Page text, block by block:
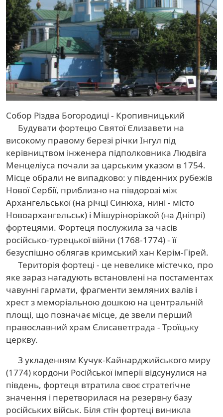
Собор Різдва Богородиці - Кропивницький
Будувати фортецю Святої Єлизавети на
високому правому березі річки Інгул під
керівництвом інженера підполковника Людвіга
Менцеліуса почали за царським указом в 1754.
Місце обрали не випадково: у південних рубежів
Нової Сербії, приблизно на півдорозі між
Архангельської (на річці Синюха, нині - місто
Новоархангельськ) і Мішурінорізкой (на Дніпрі)
фортецями. Фортеця послужила за часів
російсько-турецької війни (1768-1774) - її
безуспішно облягав кримський хан Керім-Гірей.
Територія фортеці - це невелике містечко, про
яке зараз нагадують встановлені на постаментах
чавунні гармати, фрагменти земляних валів і
хрест з меморіальною дошкою на центральній
площі, що позначає місце, де звели перший
православний храм Єлисаветграда - Троїцьку
церкву.
З укладенням Кучук-Кайнарджийського миру
(1774) кордони Російської імперії відсунулися на
південь, фортеця втратила своє стратегічне
значення і перетворилася на резервну базу
російських військ. Біля стін фортеці виникла